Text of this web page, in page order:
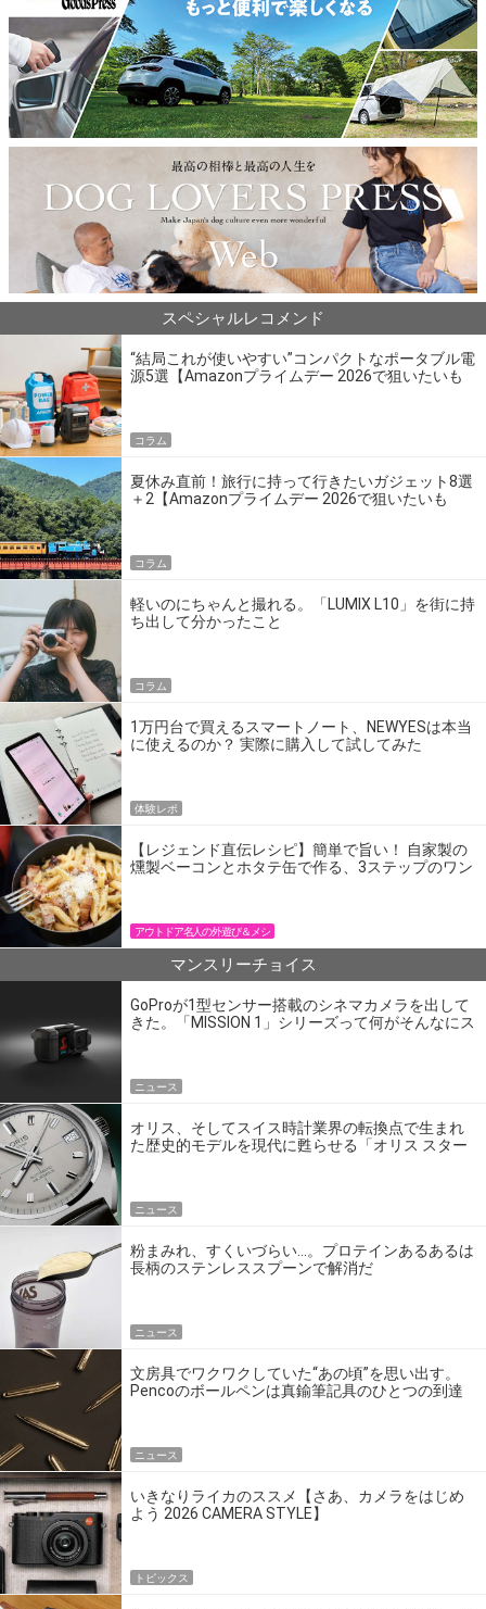
スペシャルレコメンド
“結局これが使いやすい”コンパクトなポータブル電
源5選【Amazonプライムデー 2026で狙いたいも
コラム
夏休み直前！旅行に持って行きたいガジェット8選
＋2【Amazonプライムデー 2026で狙いたいも
コラム
軽いのにちゃんと撮れる。「LUMIX L10」を街に持
ち出して分かったこと
コラム
1万円台で買えるスマートノート、NEWYESは本当
に使えるのか？ 実際に購入して試してみた
体験レポ
【レジェンド直伝レシピ】簡単で旨い！ 自家製の
燻製ベーコンとホタテ缶で作る、3ステップのワン
アウトドア名人の外遊び＆メシ
マンスリーチョイス
GoProが1型センサー搭載のシネマカメラを出して
きた。「MISSION 1」シリーズって何がそんなにス
ニュース
オリス、そしてスイス時計業界の転換点で生まれ
た歴史的モデルを現代に甦らせる「オリス スター
ニュース
粉まみれ、すくいづらい…。プロテインあるあるは
長柄のステンレススプーンで解消だ
ニュース
文房具でワクワクしていた“あの頃”を思い出す。
Pencoのボールペンは真鍮筆記具のひとつの到達
ニュース
いきなりライカのススメ【さあ、カメラをはじめ
よう 2026 CAMERA STYLE】
トピックス